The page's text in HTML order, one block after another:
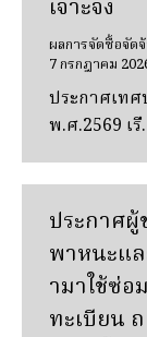
เจาะจง
ผลการจัดซื้อจัด
7 กรกฎาคม
ประกาศเทศ
พ.ศ.2569 เ
ประกาศ
พาหนะแ
ามาใช้ซ่อ
ทะเบียน